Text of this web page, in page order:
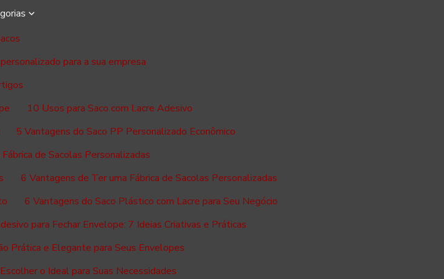
para a sua empresa
10 Usos para Saco com Lacre Adesivo
5 Vantagens do Saco PP Personalizado Econômico
de Sacolas Personalizadas
6 Vantagens de Ter uma Fábrica de Sacolas Personalizadas
6 Vantagens do Saco Plástico com Lacre para Seu Negócio
para Fechar Envelope: 7 Ideias Criativas e Práticas
Prática e Elegante para Seus Envelopes
o Ideal para Suas Necessidades